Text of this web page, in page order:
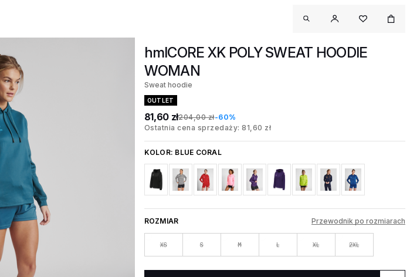
hmlCORE XK POLY SWEAT HOODIE
WOMAN
Sweat hoodie
OUTLET
81,60 zł204,00 zł-60%
Ostatnia cena sprzedaży: 81,60 zł
KOLOR: BLUE CORAL
ROZMIAR Przewodnik po rozmiarach
XS S M L XL 2XL